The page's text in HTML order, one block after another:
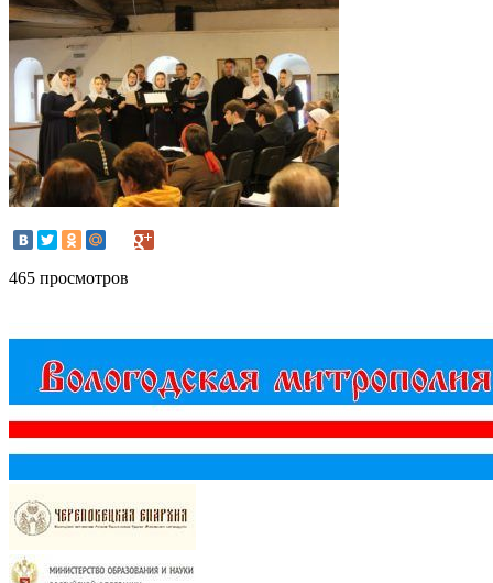
465 просмотров